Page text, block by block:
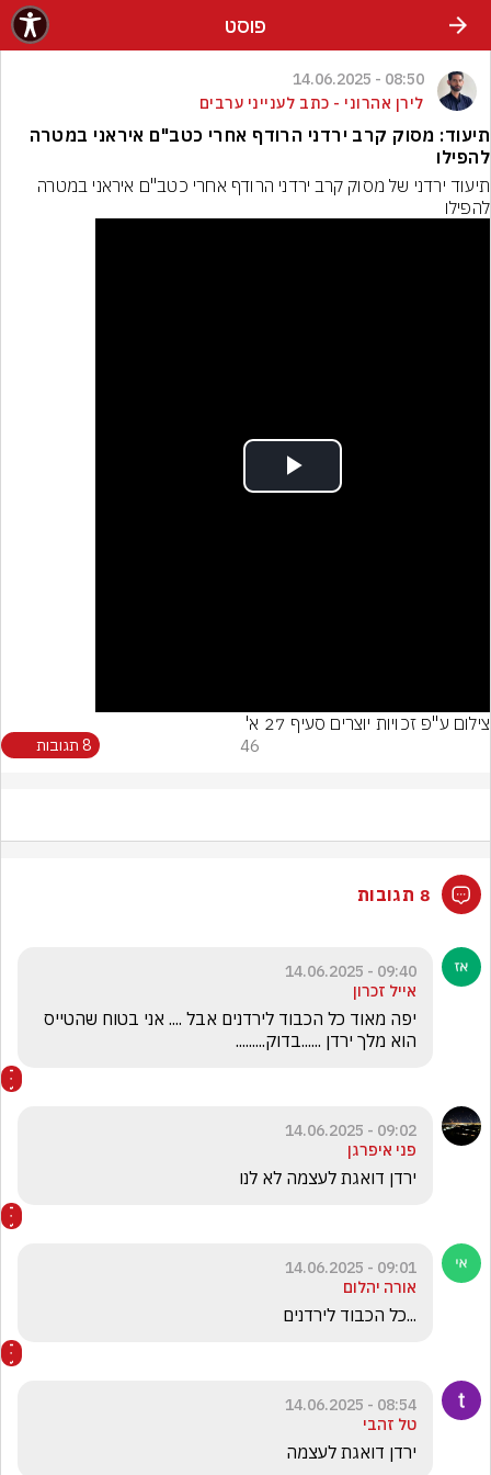
פוסט
08:50 - 14.06.2025
לירן אהרוני - כתב לענייני ערבים
תיעוד: מסוק קרב ירדני הרודף אחרי כטב"ם איראני במטרה
להפילו
להפילו
Play
צילום ע"פ זכויות יוצרים סעיף 27 א'
46 8 תגובות
8 תגובות
09:40 - 14.06.2025
אייל זכרון
הוא מלך ירדן ......בדוק.........
09:02 - 14.06.2025
פני איפרגן
ירדן דואגת לעצמה לא לנו
09:01 - 14.06.2025
אורה יהלום
...כל הכבוד לירדנים
08:54 - 14.06.2025
טל זהבי
ירדן דואגת לעצמה